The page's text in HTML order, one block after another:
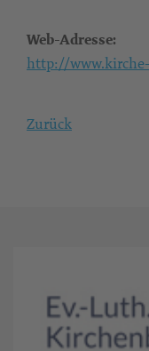
Web-Adresse:
http://
Zurück